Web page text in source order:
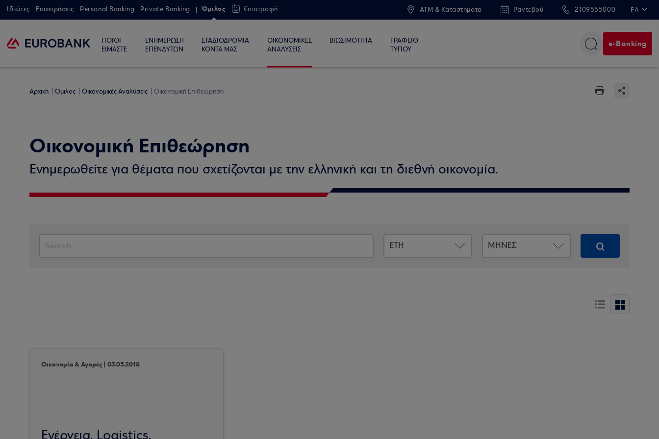
Ιδιώτες Επιχειρήσεις Personal Banking Private Banking Όμιλος €πιστροφή ATM & Καταστήματα Ραντεβού 2109555000 ΕΛ
ΠΟΙΟΙ
ΕΙΜΑΣΤΕ
ΕΝΗΜΕΡΩΣΗ
ΕΠΕΝΔΥΤΩΝ
ΣΤΑΔΙΟΔΡΟΜΙΑ
ΚΟΝΤΑ ΜΑΣ
ΟΙΚΟΝΟΜΙΚΕΣ
ΑΝΑΛΥΣΕΙΣ
ΒΙΩΣΙΜΟΤΗΤΑ
ΓΡΑΦΕΙΟ
ΤΥΠΟΥ
e-Banking
Αρχική Όμιλος Οικονομικές Αναλύσεις Οικονομική Επιθεώρηση
Οικονομική Επιθεώρηση
Ενημερωθείτε για θέματα που σχετίζονται με την ελληνική και τη διεθνή οικονομία.
Οικονομία & Αγορές | 03.05.2018
Ενέργεια, Logistics,